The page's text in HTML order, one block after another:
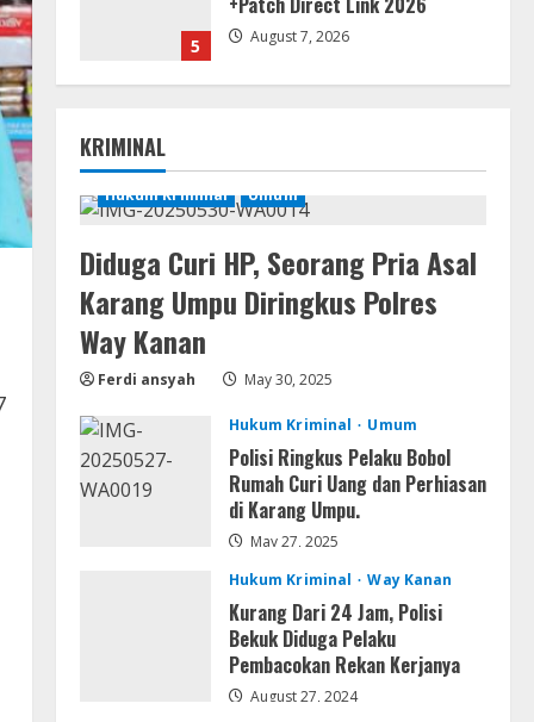
5 August 7, 2026
1 August 8, 2026
2
Resettools
Vpn One Click Cracked x86-x64
[no Virus]
GraphPad Prism Academic &
Corporate Cracked x86-x64 [no
Virus]
August 8, 2026
August 7, 2026
KRIMINAL
Hukum Kriminal Umum
Diduga Curi HP, Seorang Pria Asal
Karang Umpu Diringkus Polres
Way Kanan
Ferdi ansyah May 30, 2025
Hukum Kriminal Umum
Polisi Ringkus Pelaku Bobol
Rumah Curi Uang dan Perhiasan
di Karang Umpu.
May 27, 2025
Hukum Kriminal
Way Kanan
Kurang Dari 24 Jam, Polisi
Bekuk Diduga Pelaku
Pembacokan Rekan Kerjanya
August 27, 2024